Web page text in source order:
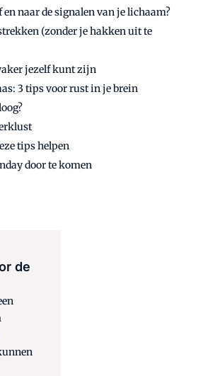
naar de signalen van je lichaam?
(zonder je hakken uit te
jezelf kunt zijn
3 tips voor rust in je brein
tips helpen
door te komen
de